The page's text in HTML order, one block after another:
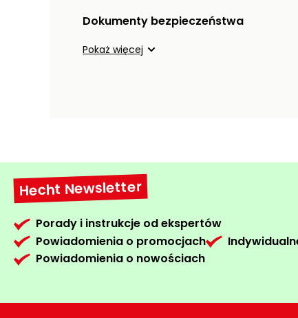
Dokumenty bezpieczeństwa
Pokaż więcej
Hecht Newsletter
Porady i instrukcje od ekspertów
Powiadomienia o promocjach
Powiadomienia o nowościach